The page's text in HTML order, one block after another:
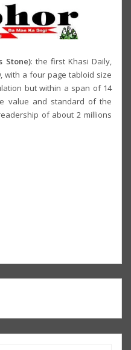
Stone): the first Khasi Daily,
with a four page tabloid size
but within a span of 14
value and standard of the
of about 2 millions